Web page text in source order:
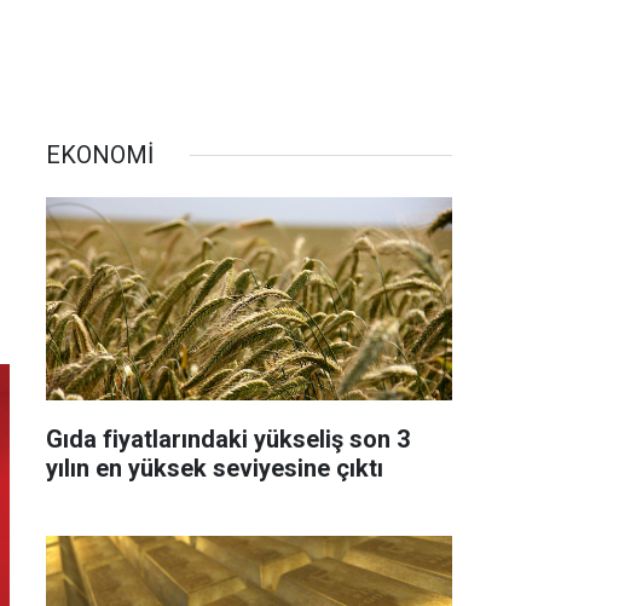
EKONOMİ
Gıda fiyatlarındaki yükseliş son 3
yılın en yüksek seviyesine çıktı